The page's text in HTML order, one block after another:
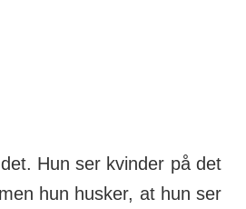
Hun ser kvinder på det
hun husker, at hun ser